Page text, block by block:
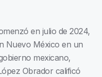
en julio de 2024,
Nuevo México en un
mexicano,
Obrador calificó